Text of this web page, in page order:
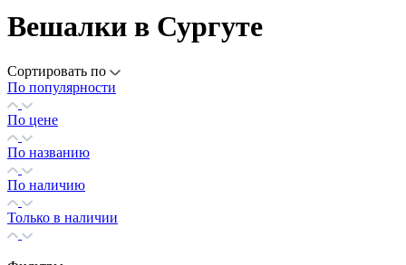
Вешалки в Сургуте
Сортировать по
По популярности
По цене
По названию
По наличию
Только в наличии